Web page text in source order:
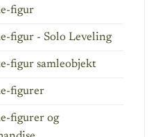
figur
figur - Solo Leveling
figur samleobjekt
figurer
figurer og